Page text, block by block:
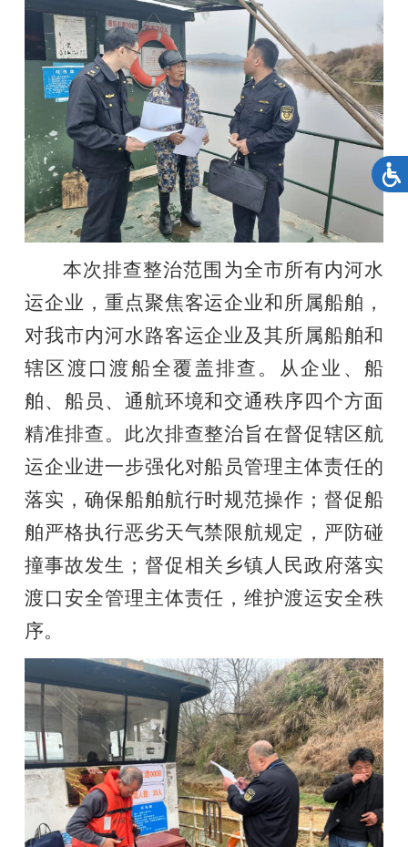
本次排查整治范围为全市所有内河水
运企业，重点聚焦客运企业和所属船舶，
对我市内河水路客运企业及其所属船舶和
辖区渡口渡船全覆盖排查。从企业、船
舶、船员、通航环境和交通秩序四个方面
精准排查。此次排查整治旨在督促辖区航
运企业进一步强化对船员管理主体责任的
落实，确保船舶航行时规范操作；督促船
舶严格执行恶劣天气禁限航规定，严防碰
撞事故发生；督促相关乡镇人民政府落实
渡口安全管理主体责任，维护渡运安全秩
序。